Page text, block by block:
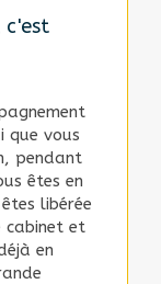
c'est
que vous
pendant
êtes en
libérée
cabinet et
en